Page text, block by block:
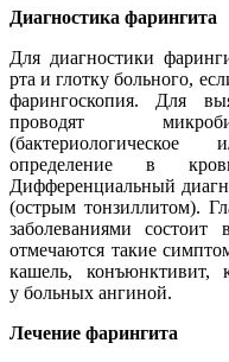
Диагностика фарингита
Для диагностики
рта и глотку больного,
фарингоскопия. Для
проводят
определение в
Дифференциальный
(острым тонзиллитом).
заболеваниями
отмечаются такие
кашель, конъюнктивит,
у больных ангиной.
Лечение фарингита